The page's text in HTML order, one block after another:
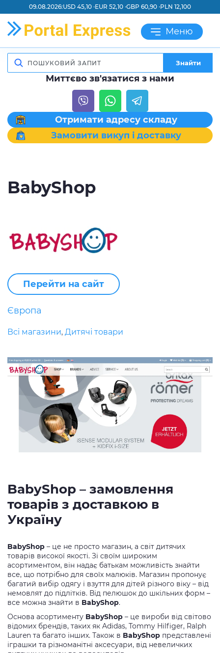
09.08.2026:USD 45,10 ·EUR 52,10 ·GBP 60,90 ·PLN 12,100
Меню
Знайти
Миттєво зв'язатися з нами
Отримати адресу складу
Замовити викуп і доставку
BabyShop
Перейти на сайт
Європа
Всі магазини, Дитячі товари
BabyShop – замовлення
товарів з доставкою в
Україну
BabyShop – це не просто магазин, а світ дитячих
товарів високої якості. Зі своїм широким
асортиментом, він надає батькам можливість знайти
все, що потрібно для своїх малюків. Магазин пропонує
багатий вибір одягу і взуття для дітей різного віку – від
немовлят до підлітків. Від пелюшок до шкільних форм –
все можна знайти в BabyShop.
Основа асортименту BabyShop – це вироби від світово
відомих брендів, таких як Adidas, Tommy Hilfiger, Ralph
Lauren та багато інших. Також в BabyShop представлені
іграшки та різноманітні аксесуари, від невеличких